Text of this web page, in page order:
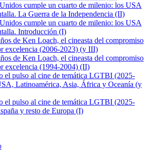
cumple un cuarto de milenio: los USA
La Guerra de la Independencia (II)
cumple un cuarto de milenio: los USA
Introducción (I)
de Ken Loach, el cineasta del compromiso
excelencia (2006-2023) (y III)
de Ken Loach, el cineasta del compromiso
excelencia (1994-2004) (II)
el pulso al cine de temática LGTBI (2025-
Latinoamérica, Asia, África y Oceanía (y
el pulso al cine de temática LGTBI (2025-
y resto de Europa (I)